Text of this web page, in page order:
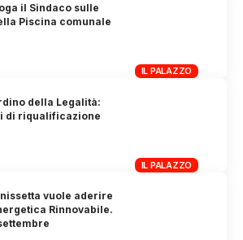
IL PALAZZO
il Sindaco sulle
Piscina comunale
IL PALAZZO
della Legalità:
di riqualificazione
vuole aderire
Rinnovabile.